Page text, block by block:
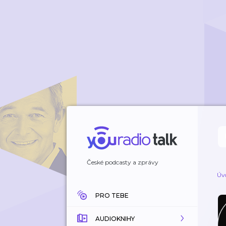
České podcasty a zprávy
PRO TEBE
AUDIOKNIHY